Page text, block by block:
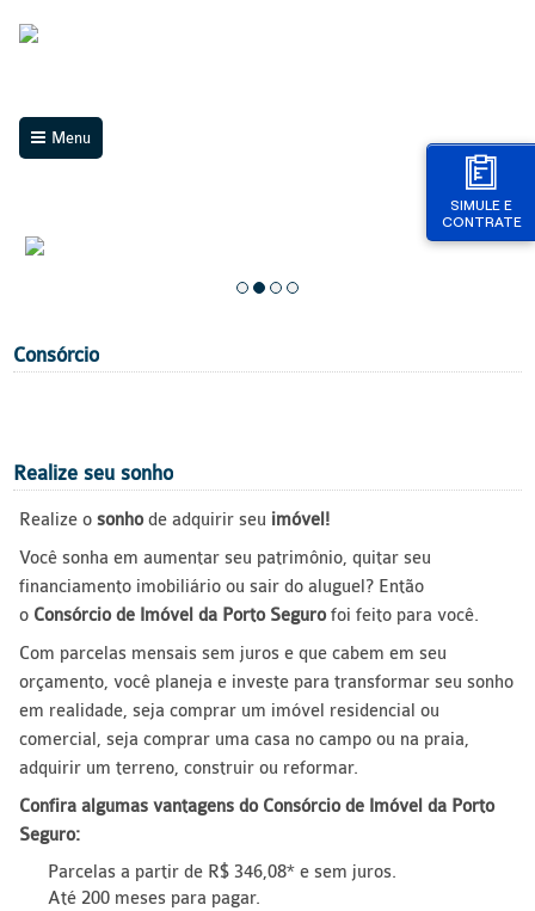
SIMULE E
CONTRATE
Menu
Consórcio
Realize seu sonho
Realize osonhode adquirir seu imóvel!
Você sonha em aumentar seu patrimônio, quitar seu
financiamento imobiliário ou sair do aluguel? Então
o Consórcio de Imóvel da Porto Segurofoi feito para você.
Com parcelas mensais sem juros e que cabem em seu
orçamento, você planeja e investe para transformar seu sonho
em realidade, seja comprar um imóvel residencial ou
comercial, seja comprar uma casa no campo ou na praia,
adquirir um terreno, construir ou reformar.
Confira algumas vantagens do Consórcio de Imóvel da Porto
Seguro:
Parcelas a partir de R$ 346,08* e sem juros.
Até 200 meses para pagar.